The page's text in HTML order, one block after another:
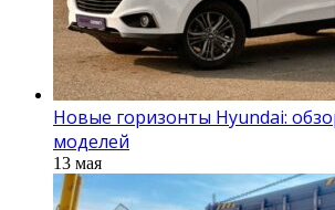
Новые горизонты Hyundai:
моделей
13 мая